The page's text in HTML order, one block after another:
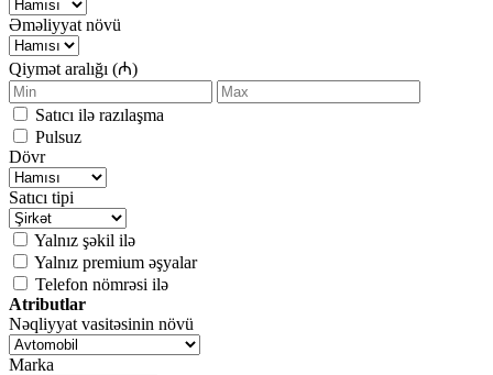
Əməliyyat növü
Qiymət aralığı (₼)
Satıcı ilə razılaşma
Pulsuz
Dövr
Satıcı tipi
Yalnız şəkil ilə
Yalnız premium əşyalar
Telefon nömrəsi ilə
Atributlar
Nəqliyyat vasitəsinin növü
Marka